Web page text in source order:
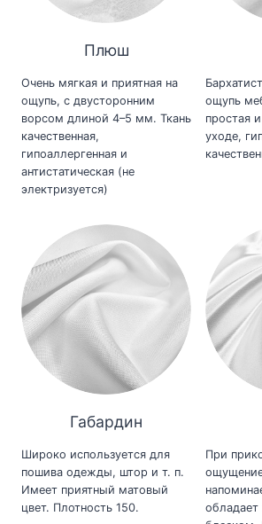
Плюш
Очень мягкая и приятная на
ощупь, с двусторонним
ворсом длиной 4–5 мм. Ткань
качественная,
гипоаллергенная и
антистатическая (не
электризуется)
ощупь
простая
уходе,
Габардин
Широко используется для
пошива одежды, штор и т. п.
Имеет приятный матовый
цвет. Плотность 150.
При